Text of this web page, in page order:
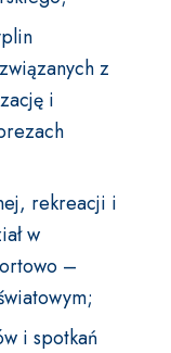
z
i
rekreacji i
w
–
i spotkań